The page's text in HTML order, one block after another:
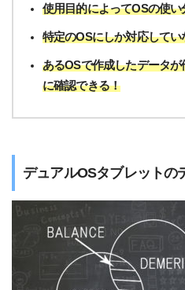
使用目的によってOSの使い
特定のOSにしか対応して
あるOSで作成したデータ
に確認できる！
デュアルOSタブレットの